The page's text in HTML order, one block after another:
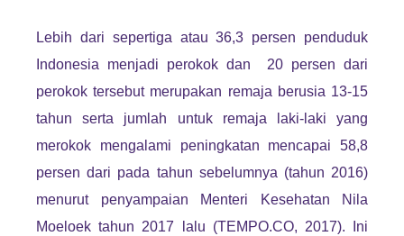
Lebih dari sepertiga atau 36,3 persen penduduk
Indonesia menjadi perokok dan 20 persen dari
perokok tersebut merupakan remaja berusia 13-15
tahun serta jumlah untuk remaja laki-laki yang
merokok mengalami peningkatan mencapai 58,8
persen dari pada tahun sebelumnya (tahun 2016)
menurut penyampaian Menteri Kesehatan Nila
Moeloek tahun 2017 lalu (TEMPO.CO, 2017). Ini